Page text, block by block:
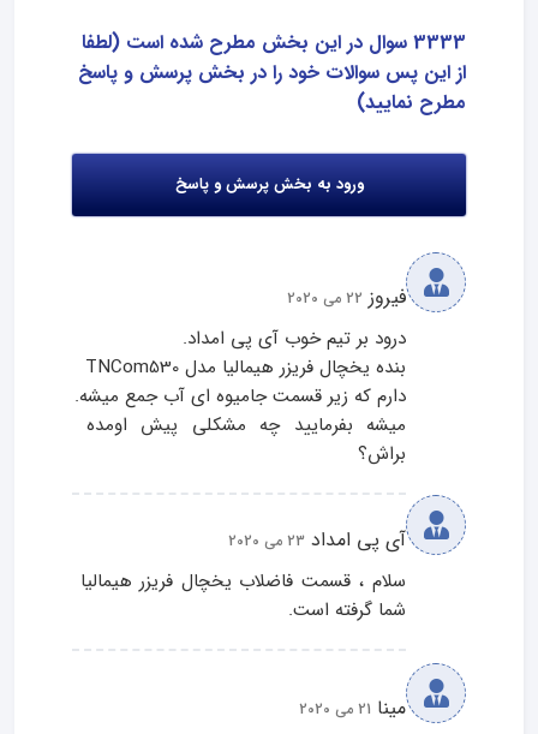
3333 سوال در این بخش مطرح شده است (لطفا
از این پس سوالات خود را در بخش پرسش و پاسخ
مطرح نمایید)
ورود به بخش پرسش و پاسخ
فیروز 22 می 2020
میشه بفرمایید چه مشکلی پیش اومده
براش؟
آی پی امداد 23 می 2020
سلام ، قسمت فاضلاب یخچال فریزر هیمالیا
شما گرفته است.
مینا 21 می 2020